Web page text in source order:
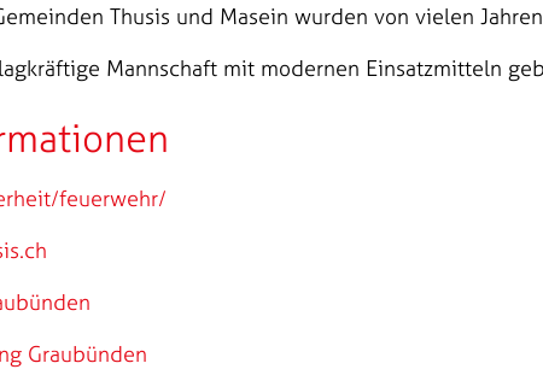
Thusis und Masein wurden von vielen
Mannschaft mit modernen Einsatzmitteln
feuerwehr/
Graubünden